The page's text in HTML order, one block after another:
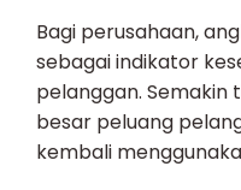
Bagi perusahaan,
sebagai indikator
pelanggan. Semakin
besar peluang
kembali